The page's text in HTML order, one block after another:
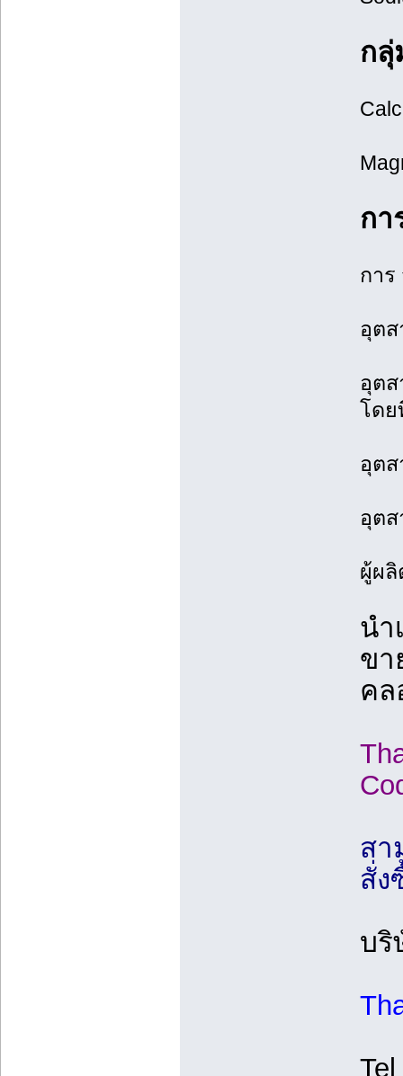
กลุ่
กา
กา
อุตส
อุต
โดย
อุต
อุต
ผู้ผลิ
นำ
ขา
คล
สา
สั่ง
บริ